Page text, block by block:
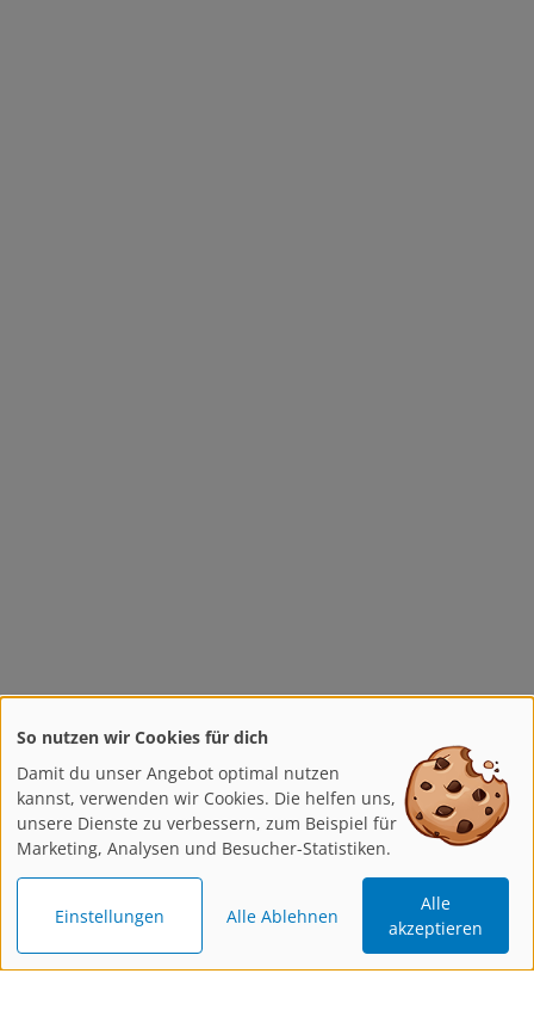
So nutzen wir Cookies für dich
Damit du unser Angebot optimal nutzen
kannst, verwenden wir Cookies. Die helfen uns,
unsere Dienste zu verbessern, zum Beispiel für
Marketing, Analysen und Besucher-Statistiken.
Einstellungen Alle Ablehnen
Alle
akzeptieren